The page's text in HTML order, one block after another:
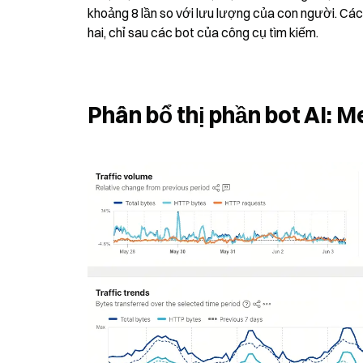
khoảng 8 lần so với lưu lượng của con người.
hai, chỉ sau các bot của công cụ tìm kiếm.
Phân bổ thị phần bot AI: